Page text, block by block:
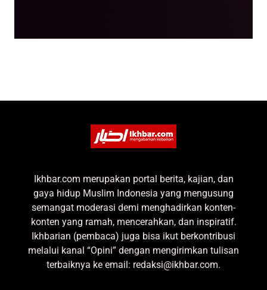
Ikhbar.com merupakan portal berita, kajian, dan
gaya hidup Muslim Indonesia yang mengusung
semangat moderasi demi menghadirkan konten-
konten yang ramah, mencerahkan, dan inspiratif.
Ikhbarian (pembaca) juga bisa ikut berkontribusi
melalui kanal “Opini” dengan mengirimkan tulisan
terbaiknya ke email: redaksi@ikhbar.com.